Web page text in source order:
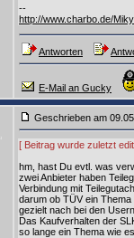
--
http://www.charbo.de/Miky
Antworten
E-Mail an Gucky
Geschrieben am
[ Beitrag wurde zuletzt
hm, hast Du evtl. was
zwei Anbieter haben
Verbindung mit
darum ob TÜV ein
gezielt nach bei den
Das Kaufverhalten der
so lange ein Thema wie